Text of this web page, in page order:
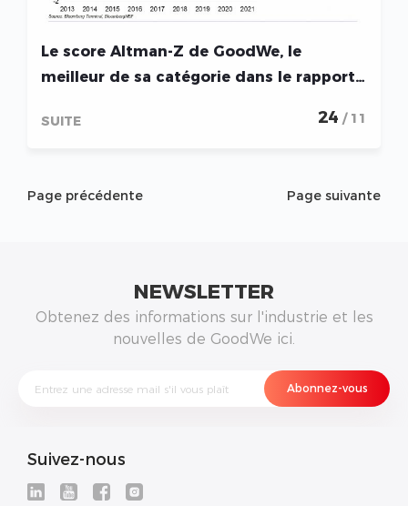
Le score Altman-Z de GoodWe, le
meilleur de sa catégorie dans le rapport
performances financières et une bonne
SUITE 24 / 11
Page précédente Page suivante
NEWSLETTER
Obtenez des informations sur l'industrie et les
nouvelles de GoodWe ici.
Suivez-nous